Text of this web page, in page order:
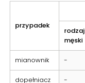
przypadek
rodzaj
męski
mianownik -
dopełniacz -